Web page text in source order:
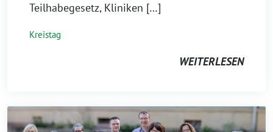
Teilhabegesetz, Kliniken […]
Kreistag
WEITERLESEN